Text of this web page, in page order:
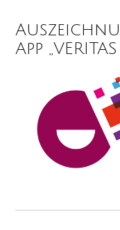
App